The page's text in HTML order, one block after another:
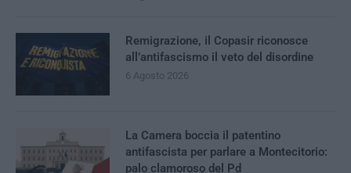
Remigrazione, il Copasir riconosce
all’antifascismo il veto del disordine
6 Agosto 2026
La Camera boccia il patentino
antifascista per parlare a Montecitorio:
palo clamoroso del Pd